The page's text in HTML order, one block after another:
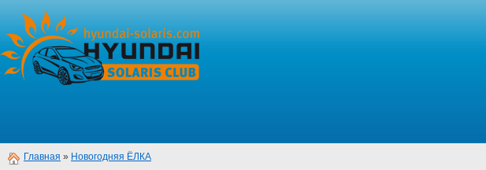
Главная » Новогодняя ЁЛКА